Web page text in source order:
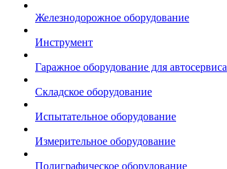
Железнодорожное оборудование
Инструмент
Гаражное оборудование для автосервиса
Складское оборудование
Испытательное оборудование
Измерительное оборудование
Полиграфическое оборудование